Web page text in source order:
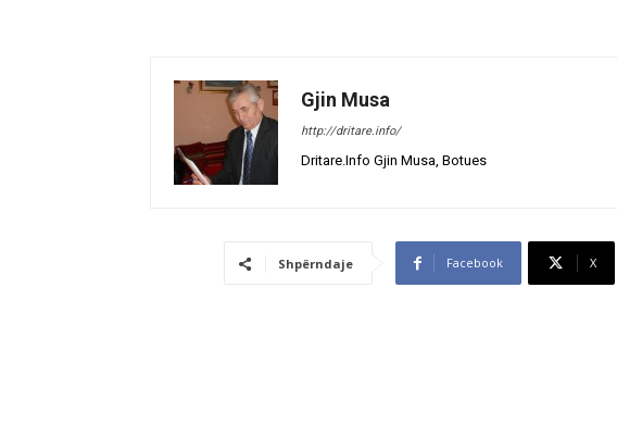
Gjin Musa
http://dritare.info/
Dritare.Info Gjin Musa, Botues
Shpërndaje Facebook X